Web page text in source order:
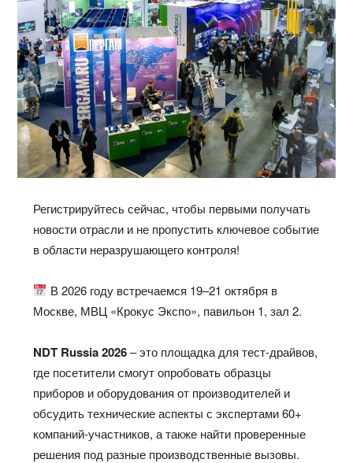
Регистрируйтесь сейчас, чтобы первыми получать
новости отрасли и не пропустить ключевое событие
в области неразрушающего контроля!
В 2026 году встречаемся 19–21 октября в
Москве, МВЦ «Крокус Экспо», павильон 1, зал 2.
NDT Russia 2026– это площадка для тест-драйвов,
где посетители смогут опробовать образцы
приборов и оборудования от производителей и
обсудить технические аспекты с экспертами 60+
компаний-участников, а также найти проверенные
решения под разные производственные вызовы.